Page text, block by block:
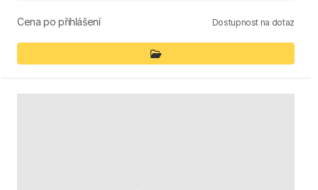
Cena po přihlášení Dostupnost na dotaz